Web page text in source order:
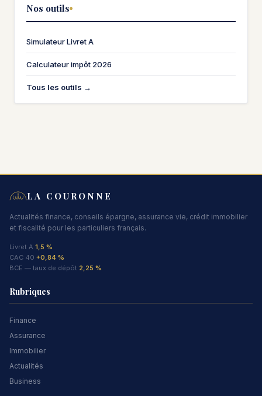
Nos outils
Simulateur Livret A
Calculateur impôt 2026
Tous les outils →
LA COURONNE
Actualités finance, conseils épargne, assurance vie, crédit immobilier
et fiscalité pour les particuliers français.
Livret A 1,5 %
CAC 40 +0,84 %
BCE — taux de dépôt 2,25 %
Rubriques
Finance
Assurance
Immobilier
Actualités
Business